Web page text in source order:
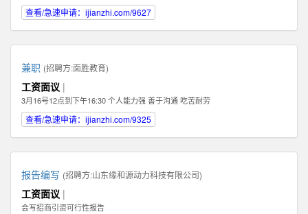
查看/急速申请：ijianzhi.com/9627
兼职 (招聘方:面胜教育)
工资面议 |
3月16号12点到下午16:30 个人能力强 善于沟通 吃苦耐劳
查看/急速申请：ijianzhi.com/9325
报告编写 (招聘方:山东缘和源动力科技有限公司)
工资面议 |
会写招商引资可行性报告